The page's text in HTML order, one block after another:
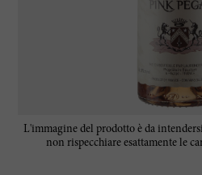
L'immagine del prodotto è da
non rispecchiare esattamente le